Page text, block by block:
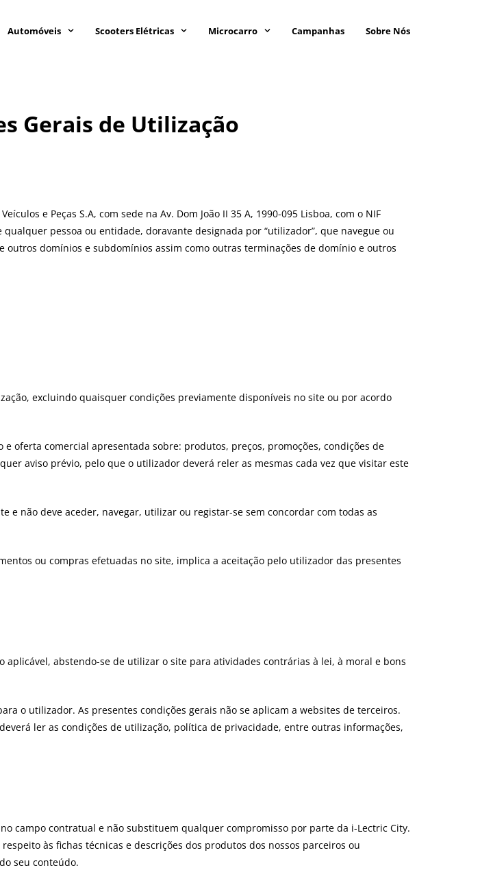
Automóveis Scooters Elétricas Microcarro Campanhas Sobre Nós
Gerais de Utilização
e Peças S.A, com sede na Av. Dom João II 35 A, 1990-095 Lisboa, com o NIF
pessoa ou entidade, doravante designada por “utilizador”, que navegue ou
outros domínios e subdomínios assim como outras terminações de domínio e outros
excluindo quaisquer condições previamente disponíveis no site ou por acordo
oferta comercial apresentada sobre: produtos, preços, promoções, condições de
aviso prévio, pelo que o utilizador deverá reler as mesmas cada vez que visitar este
não deve aceder, navegar, utilizar ou registar-se sem concordar com todas as
ou compras efetuadas no site, implica a aceitação pelo utilizador das presentes
abstendo-se de utilizar o site para atividades contrárias à lei, à moral e bons
o utilizador. As presentes condições gerais não se aplicam a websites de terceiros.
ler as condições de utilização, política de privacidade, entre outras informações,
campo contratual e não substituem qualquer compromisso por parte da i-Lectric City.
às fichas técnicas e descrições dos produtos dos nossos parceiros ou
seu conteúdo.